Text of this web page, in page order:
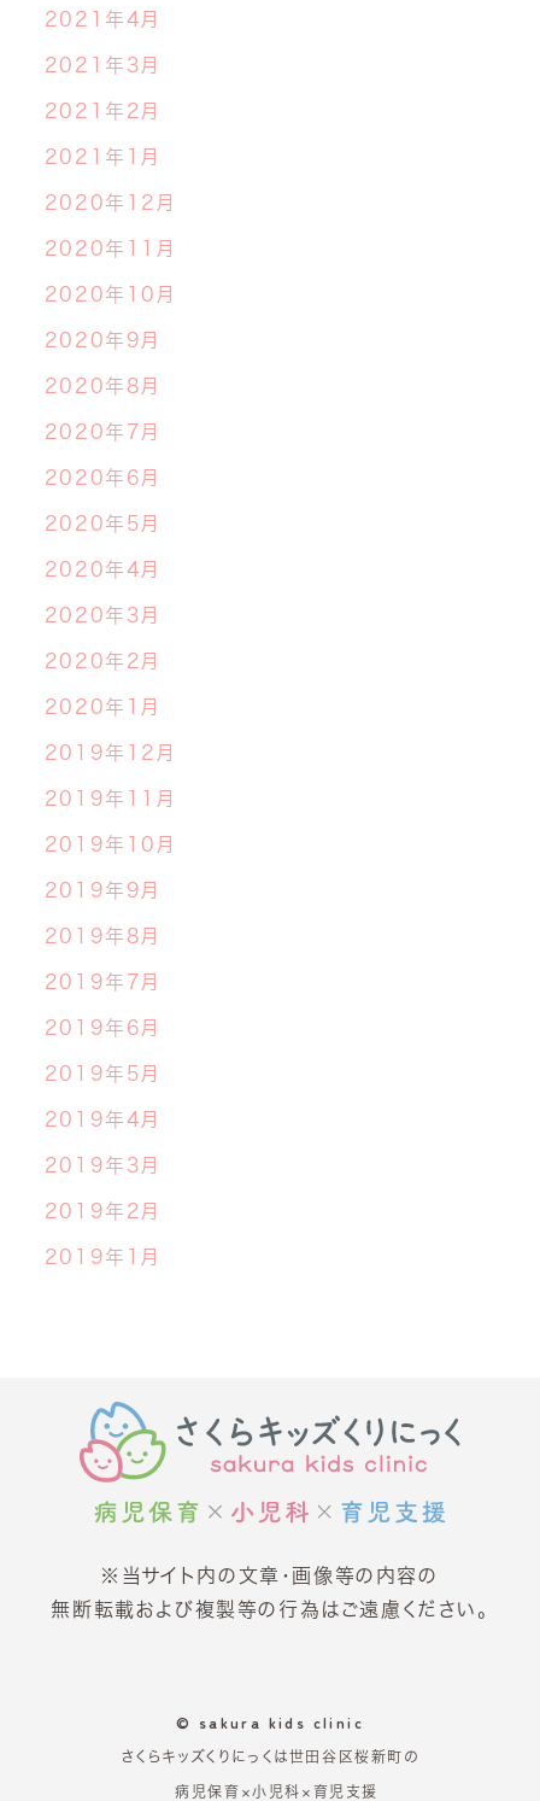
2021年4月
2021年3月
2021年2月
2021年1月
2020年12月
2020年11月
2020年10月
2020年9月
2020年8月
2020年7月
2020年6月
2020年5月
2020年4月
2020年3月
2020年2月
2020年1月
2019年12月
2019年11月
2019年10月
2019年9月
2019年8月
2019年7月
2019年6月
2019年5月
2019年4月
2019年3月
2019年2月
2019年1月
※当サイト内の文章・画像等の内容の
無断転載および複製等の行為はご遠慮ください。
© sakura kids clinic
さくらキッズくりにっくは世田谷区桜新町の
病児保育×小児科×育児支援